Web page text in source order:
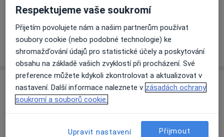
Informace o službách a cenách nejsou k dispozici
svých službách.
Adresa
779 00
Respektujeme vaše soukromí
Přijetím povolujete nám a našim partnerům používat
soubory cookie (nebo podobné technologie) ke
shromažďování údajů pro statistické účely a poskytování
obsahu na základě vašich zvyklostí při procházení. Své
preference můžete kdykoli zkontrolovat a aktualizovat v
nastavení. Další informace naleznete v zásadách ochrany
soukromí a souborů cookie.
Upravit nastavení Přijmout